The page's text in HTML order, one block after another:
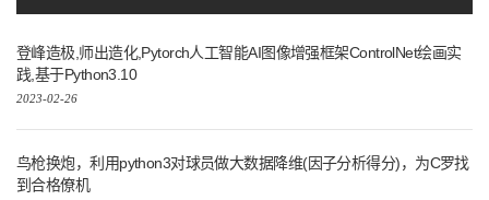
登峰造极,师出造化,Pytorch人工智能AI图像增强框架ControlNet绘画实
践,基于Python3.10
2023-02-26
鸟枪换炮，利用python3对球员做大数据降维(因子分析得分)，为C罗找
到合格僚机